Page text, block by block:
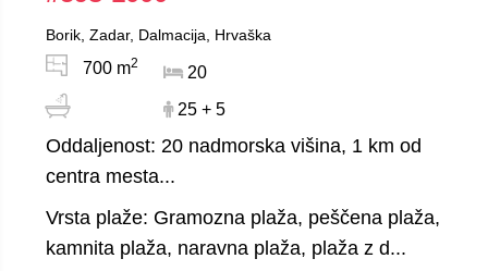
Borik, Zadar, Dalmacija, Hrvaška
700 m2
20
25 + 5
Oddaljenost: 20 nadmorska višina, 1 km od
centra mesta...
Vrsta plaže: Gramozna plaža, peščena plaža,
kamnita plaža, naravna plaža, plaža z d...